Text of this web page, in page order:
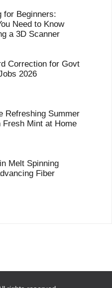
for Beginners:
Need to Know
a 3D Scanner
Correction for Govt
2026
Refreshing Summer
Fresh Mint at Home
Melt Spinning
Fiber